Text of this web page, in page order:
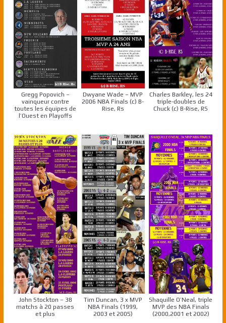
Gregg Popovich –
vainqueur contre
toutes les équipes de
l’Ouest en Playoffs
Dwyane Wade – MVP
2006 NBA Finals (c) B-
Rise, Rs
Charles Barkley, les 24
triple-doubles de
Chuck (c) B-Rise, RS
John Stockton – 38
matchs à 20 passes
et plus
Tim Duncan, 3 x MVP
NBA Finals (1999,
2003 et 2005)
Shaquille O’Neal, triple
MVP des NBA Finals
(2000,2001 et 2002)